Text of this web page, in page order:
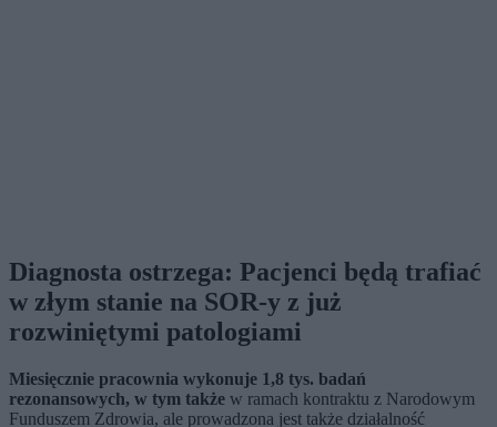
Diagnosta ostrzega: Pacjenci będą trafiać
w złym stanie na SOR-y z już
rozwiniętymi patologiami
Miesięcznie pracownia wykonuje 1,8 tys. badań
rezonansowych, w tym także w ramach kontraktu z Narodowym
Funduszem Zdrowia, ale prowadzona jest także działalność